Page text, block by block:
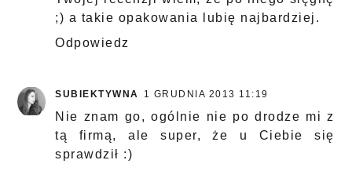
;) a takie opakowania lubię najbardziej.
Odpowiedz
SUBIEKTYWNA 1 GRUDNIA 2013 11:19
Nie znam go, ogólnie nie po drodze mi z
tą firmą, ale super, że u Ciebie się
sprawdził :)